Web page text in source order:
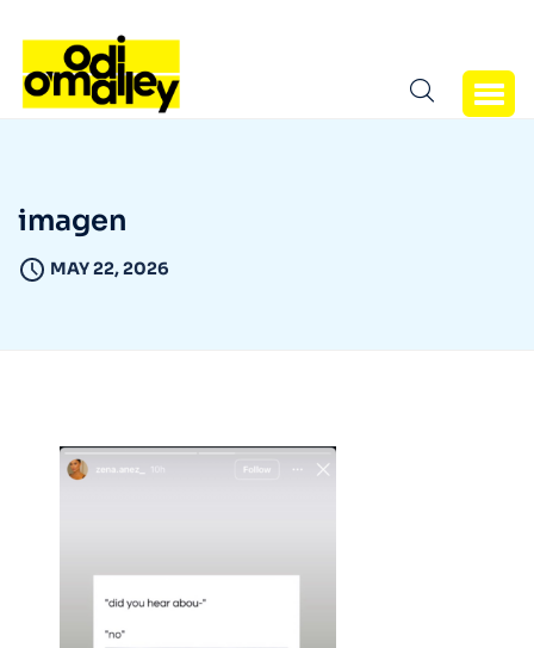
imagen
MAY 22, 2026